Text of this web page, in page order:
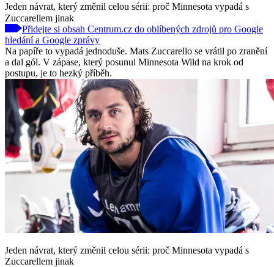
Jeden návrat, který změnil celou sérii: proč Minnesota vypadá s
Zuccarellem jinak
Přidejte si obsah Centrum.cz do oblíbených zdrojů pro Google
hledání a Google zprávy
Na papíře to vypadá jednoduše. Mats Zuccarello se vrátil po zranění
a dal gól. V zápase, který posunul Minnesota Wild na krok od
postupu, je to hezký příběh.
Jeden návrat, který změnil celou sérii: proč Minnesota vypadá s
Zuccarellem jinak